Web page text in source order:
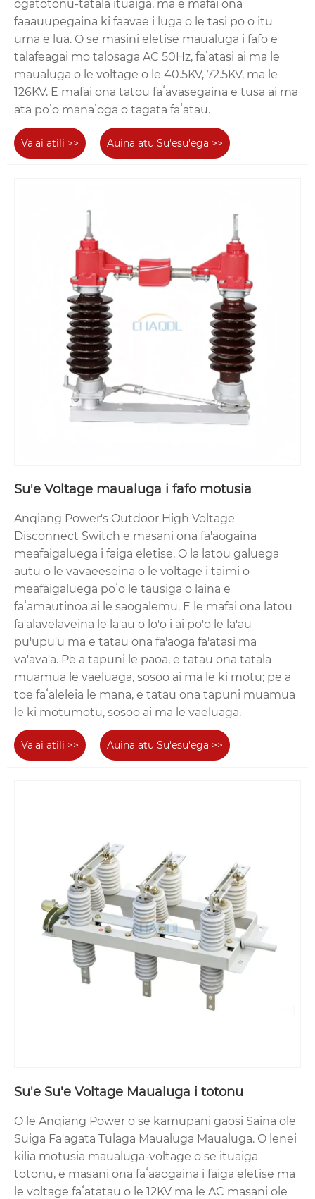
ogatotonu-tatala ituaiga, ma e mafai ona
faaauupegaina ki faavae i luga o le tasi po o itu
uma e lua. O se masini eletise maualuga i fafo e
talafeagai mo talosaga AC 50Hz, faʻatasi ai ma le
maualuga o le voltage o le 40.5KV, 72.5KV, ma le
126KV. E mafai ona tatou faʻavasegaina e tusa ai ma
ata poʻo manaʻoga o tagata faʻatau.
Va'ai atili >> Auina atu Su'esu'ega >>
Su'e Voltage maualuga i fafo motusia
Anqiang Power's Outdoor High Voltage
Disconnect Switch e masani ona fa'aogaina
meafaigaluega i faiga eletise. O la latou galuega
autu o le vavaeeseina o le voltage i taimi o
meafaigaluega poʻo le tausiga o laina e
faʻamautinoa ai le saogalemu. E le mafai ona latou
fa'alavelaveina le la'au o lo'o i ai po'o le la'au
pu'upu'u ma e tatau ona fa'aoga fa'atasi ma
va'ava'a. Pe a tapuni le paoa, e tatau ona tatala
muamua le vaeluaga, sosoo ai ma le ki motu; pe a
toe faʻaleleia le mana, e tatau ona tapuni muamua
le ki motumotu, sosoo ai ma le vaeluaga.
Va'ai atili >> Auina atu Su'esu'ega >>
Su'e Su'e Voltage Maualuga i totonu
O le Anqiang Power o se kamupani gaosi Saina ole
Suiga Fa'agata Tulaga Maualuga Maualuga. O lenei
kilia motusia maualuga-voltage o se ituaiga
totonu, e masani ona faʻaaogaina i faiga eletise ma
le voltage faʻatatau o le 12KV ma le AC masani ole